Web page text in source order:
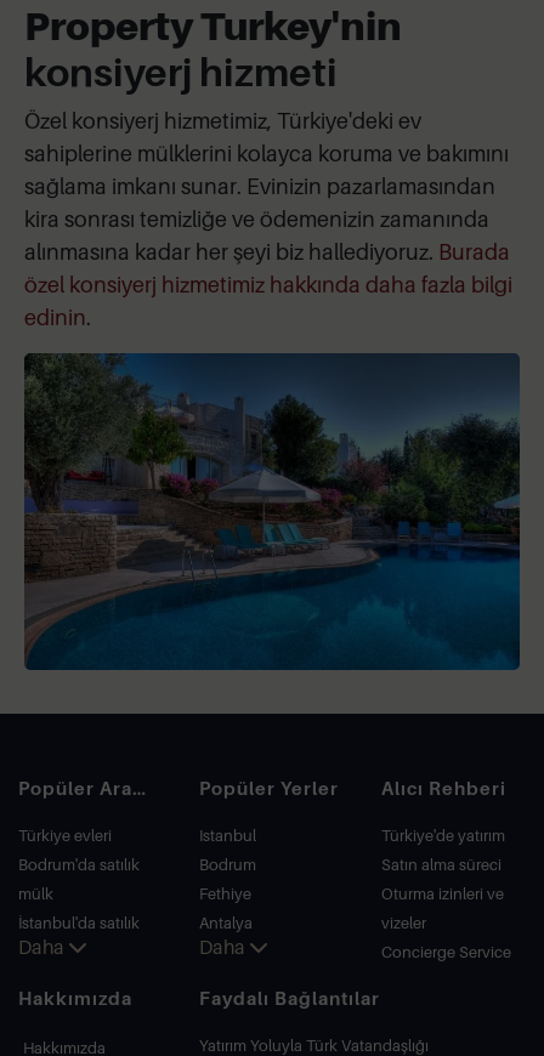
Property Turkey'nin
konsiyerj hizmeti
Özel konsiyerj hizmetimiz, Türkiye'deki ev
sahiplerine mülklerini kolayca koruma ve bakımını
sağlama imkanı sunar. Evinizin pazarlamasından
kira sonrası temizliğe ve ödemenizin zamanında
alınmasına kadar her şeyi biz hallediyoruz. Burada
özel konsiyerj hizmetimiz hakkında daha fazla bilgi
edinin.
Popüler Aramalar
Türkiye evleri
Bodrum'da satılık
mülk
İstanbul'da satılık
daire
Bodrum Villası
Antalya'da satılık
Daha
Popüler Yerler
Istanbul
Bodrum
Fethiye
Antalya
Kalkan
Kas
Bursa
Daha
Alıcı Rehberi
Türkiye'de yatırım
Satın alma süreci
Oturma izinleri ve
vizeler
Concierge Service
Hakkımızda
Hakkımızda
Faydalı Bağlantılar
Yatırım Yoluyla Türk Vatandaşlığı